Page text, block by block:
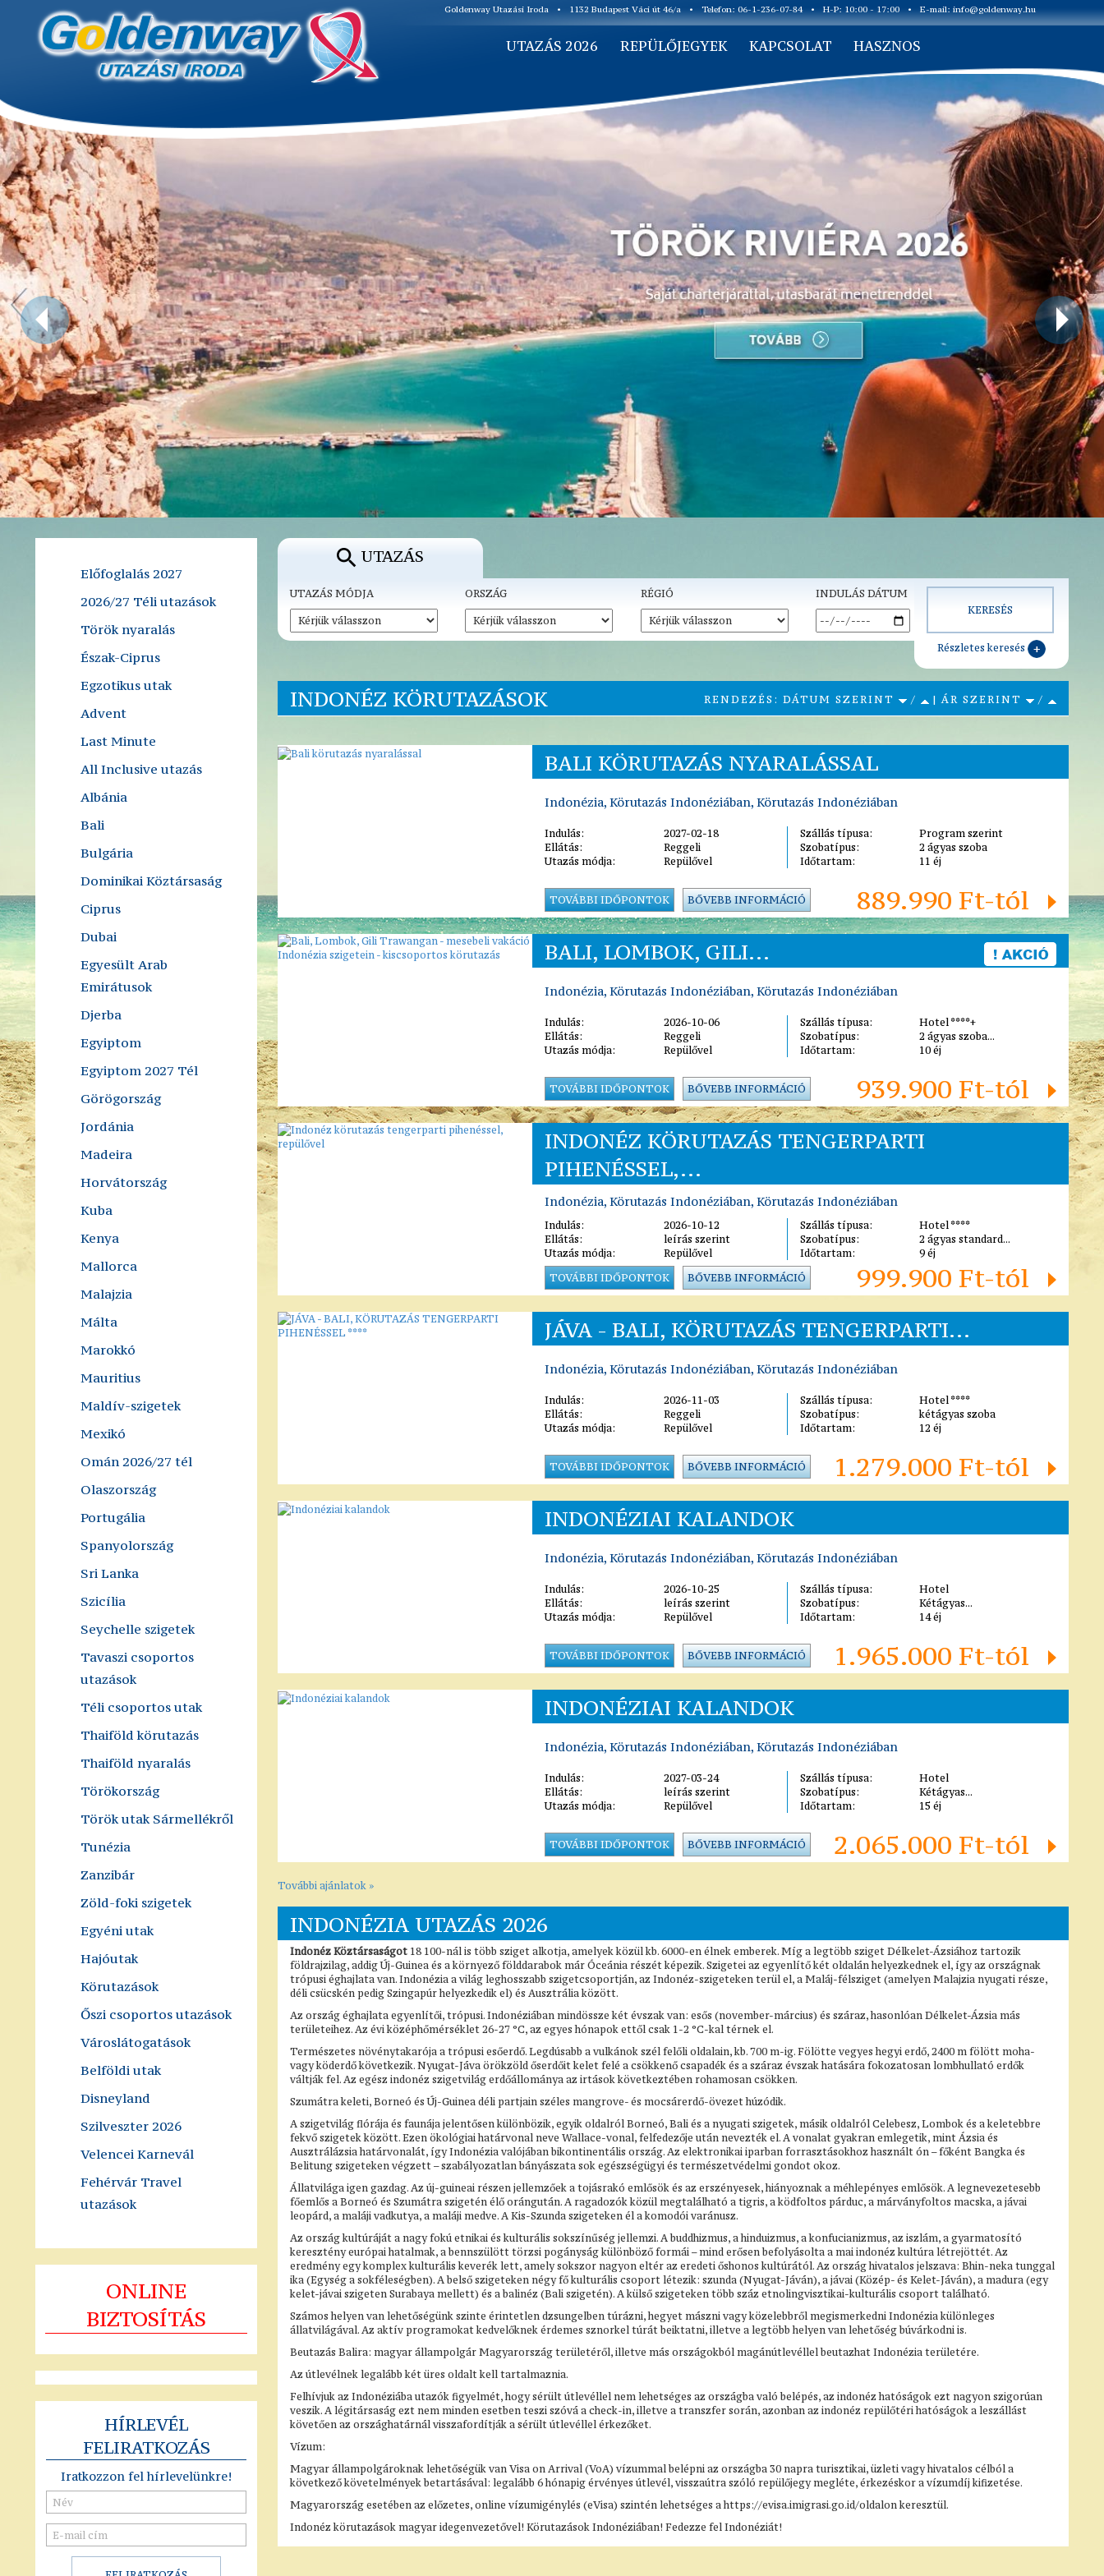
Goldenway Utazási Iroda • 1132 Budapest Váci út 46/a • Telefon: 06-1-236-07-84 • H-P: 10:00 - 17:00 • E-mail: info@goldenway.hu
UTAZÁS 2026 REPÜLŐJEGYEK KAPCSOLAT HASZNOS
Előfoglalás 2027
2026/27 Téli utazások
Török nyaralás
Észak-Ciprus
Egzotikus utak
Advent
Last Minute
All Inclusive utazás
Albánia
Bali
Bulgária
Dominikai Köztársaság
Ciprus
Dubai
Egyesült Arab
Emirátusok
Djerba
Egyiptom
Egyiptom 2027 Tél
Görögország
Jordánia
Madeira
Horvátország
Kuba
Kenya
Mallorca
Malajzia
Málta
Marokkó
Mauritius
Maldív-szigetek
Mexikó
Omán 2026/27 tél
Olaszország
Portugália
Spanyolország
Sri Lanka
Szicília
Seychelle szigetek
Tavaszi csoportos
utazások
Téli csoportos utak
Thaiföld körutazás
Thaiföld nyaralás
Törökország
Török utak Sármellékről
Tunézia
Zanzibár
Zöld-foki szigetek
Egyéni utak
Hajóutak
Körutazások
Őszi csoportos utazások
Városlátogatások
Belföldi utak
Disneyland
Szilveszter 2026
Velencei Karnevál
Fehérvár Travel
utazások
ONLINE
BIZTOSÍTÁS
HÍRLEVÉL
FELIRATKOZÁS
Iratkozzon fel hírlevelünkre!
UTAZÁS
UTAZÁS MÓDJA ORSZÁG RÉGIÓ INDULÁS DÁTUM
Részletes keresés
INDONÉZ KÖRUTAZÁSOK RENDEZÉS: DÁTUM SZERINT / | ÁR SZERINT /
BALI KÖRUTAZÁS NYARALÁSSAL
Indonézia, Körutazás Indonéziában, Körutazás Indonéziában
Indulás:
2027-02-18
Ellátás:
Reggeli
Utazás módja:
Repülővel
Szállás típusa:
Program szerint
Szobatípus:
2 ágyas szoba
Időtartam:
11 éj
TOVÁBBI IDŐPONTOK BŐVEBB INFORMÁCIÓ 889.990 Ft-tól
BALI, LOMBOK, GILI...
Indonézia, Körutazás Indonéziában, Körutazás Indonéziában
Indulás:
2026-10-06
Ellátás:
Reggeli
Utazás módja:
Repülővel
Szállás típusa:
Hotel ****+
Szobatípus:
2 ágyas szoba...
Időtartam:
10 éj
TOVÁBBI IDŐPONTOK BŐVEBB INFORMÁCIÓ 939.900 Ft-tól
INDONÉZ KÖRUTAZÁS TENGERPARTI
PIHENÉSSEL,...
Indonézia, Körutazás Indonéziában, Körutazás Indonéziában
Indulás:
2026-10-12
Ellátás:
leírás szerint
Utazás módja:
Repülővel
Szállás típusa:
Hotel ****
Szobatípus:
2 ágyas standard...
Időtartam:
9 éj
TOVÁBBI IDŐPONTOK
BŐVEBB INFORMÁCIÓ 999.900 Ft-tól
JÁVA - BALI, KÖRUTAZÁS TENGERPARTI...
Indonézia, Körutazás Indonéziában, Körutazás Indonéziában
Indulás:
2026-11-03
Ellátás:
Reggeli
Utazás módja:
Repülővel
Szállás típusa:
Hotel ****
Szobatípus:
kétágyas szoba
Időtartam:
12 éj
TOVÁBBI IDŐPONTOK BŐVEBB INFORMÁCIÓ 1.279.000 Ft-tól
INDONÉZIAI KALANDOK
Indonézia, Körutazás Indonéziában, Körutazás Indonéziában
Indulás:
2026-10-25
Ellátás:
leírás szerint
Utazás módja:
Repülővel
Szállás típusa:
Hotel
Szobatípus:
Kétágyas...
Időtartam:
14 éj
TOVÁBBI IDŐPONTOK BŐVEBB INFORMÁCIÓ 1.965.000 Ft-tól
INDONÉZIAI KALANDOK
Indonézia, Körutazás Indonéziában, Körutazás Indonéziában
Indulás:
2027-03-24
Ellátás:
leírás szerint
Utazás módja:
Repülővel
Szállás típusa:
Hotel
Szobatípus:
Kétágyas...
Időtartam:
15 éj
TOVÁBBI IDŐPONTOK BŐVEBB INFORMÁCIÓ 2.065.000 Ft-tól
További ajánlatok »
INDONÉZIA UTAZÁS 2026
Indonéz Köztársaságot 18 100-nál is több sziget alkotja, amelyek közül kb. 6000-en élnek emberek. Míg a legtöbb sziget Délkelet-Ázsiához tartozik
földrajzilag, addig Új-Guinea és a környező földdarabok már Óceánia részét képezik. Szigetei az egyenlítő két oldalán helyezkednek el, így az országnak
trópusi éghajlata van. Indonézia a világ leghosszabb szigetcsoportján, az Indonéz-szigeteken terül el, a Maláj-félsziget (amelyen Malajzia nyugati része,
déli csücskén pedig Szingapúr helyezkedik el) és Ausztrália között.
Az ország éghajlata egyenlítői, trópusi. Indonéziában mindössze két évszak van: esős (november-március) és száraz, hasonlóan Délkelet-Ázsia más
területeihez. Az évi középhőmérséklet 26-27 °C, az egyes hónapok ettől csak 1-2 °C-kal térnek el.
Természetes növénytakarója a trópusi esőerdő. Legdúsabb a vulkánok szél felőli oldalain, kb. 700 m-ig. Fölötte vegyes hegyi erdő, 2400 m fölött moha-
vagy köderdő következik. Nyugat-Jáva örökzöld őserdőit kelet felé a csökkenő csapadék és a száraz évszak hatására fokozatosan lombhullató erdők
váltják fel. Az egész indonéz szigetvilág erdőállománya az irtások következtében rohamosan csökken.
Szumátra keleti, Borneó és Új-Guinea déli partjain széles mangrove- és mocsárerdő-övezet húzódik.
A szigetvilág flórája és faunája jelentősen különbözik, egyik oldalról Borneó, Bali és a nyugati szigetek, másik oldalról Celebesz, Lombok és a keletebbre
fekvő szigetek között. Ezen ökológiai határvonal neve Wallace-vonal, felfedezője után nevezték el. A vonalat gyakran emlegetik, mint Ázsia és
Ausztrálázsia határvonalát, így Indonézia valójában bikontinentális ország. Az elektronikai iparban forrasztásokhoz használt ón – főként Bangka és
Belitung szigeteken végzett – szabályozatlan bányászata sok egészségügyi és természetvédelmi gondot okoz.
Állatvilága igen gazdag. Az új-guineai részen jellemzőek a tojásrakó emlősök és az erszényesek, hiányoznak a méhlepényes emlősök. A legnevezetesebb
főemlős a Borneó és Szumátra szigetén élő orángután. A ragadozók közül megtalálható a tigris, a ködfoltos párduc, a márványfoltos macska, a jávai
leopárd, a maláji vadkutya, a maláji medve. A Kis-Szunda szigeteken él a komodói varánusz.
Az ország kultúráját a nagy fokú etnikai és kulturális sokszínűség jellemzi. A buddhizmus, a hinduizmus, a konfucianizmus, az iszlám, a gyarmatosító
keresztény európai hatalmak, a bennszülött törzsi pogányság különböző formái – mind erősen befolyásolta a mai indonéz kultúra létrejöttét. Az
eredmény egy komplex kulturális keverék lett, amely sokszor nagyon eltér az eredeti őshonos kultúrától. Az ország hivatalos jelszava: Bhin-neka tunggal
ika (Egység a sokféleségben). A belső szigeteken négy fő kulturális csoport létezik: szunda (Nyugat-Jáván), a jávai (Közép- és Kelet-Jáván), a madura (egy
kelet-jávai szigeten Surabaya mellett) és a balinéz (Bali szigetén). A külső szigeteken több száz etnolingvisztikai-kulturális csoport található.
Számos helyen van lehetőségünk szinte érintetlen dzsungelben túrázni, hegyet mászni vagy közelebbről megismerkedni Indonézia különleges
állatvilágával. Az aktív programokat kedvelőknek érdemes sznorkel túrát beiktatni, illetve a legtöbb helyen van lehetőség búvárkodni is.
Beutazás Balira: magyar állampolgár Magyarország területéről, illetve más országokból magánútlevéllel beutazhat Indonézia területére.
Az útlevélnek legalább két üres oldalt kell tartalmaznia.
Felhívjuk az Indonéziába utazók figyelmét, hogy sérült útlevéllel nem lehetséges az országba való belépés, az indonéz hatóságok ezt nagyon szigorúan
veszik. A légitársaság ezt nem minden esetben teszi szóvá a check-in, illetve a transzfer során, azonban az indonéz repülőtéri hatóságok a leszállást
követően az országhatárnál visszafordítják a sérült útlevéllel érkezőket.
Vízum:
Magyar állampolgároknak lehetőségük van Visa on Arrival (VoA) vízummal belépni az országba 30 napra turisztikai, üzleti vagy hivatalos célból a
következő követelmények betartásával: legalább 6 hónapig érvényes útlevél, visszaútra szóló repülőjegy megléte, érkezéskor a vízumdíj kifizetése.
Magyarország esetében az előzetes, online vízumigénylés (eVisa) szintén lehetséges a https://evisa.imigrasi.go.id/oldalon keresztül.
Indonéz körutazások magyar idegenvezetővel! Körutazások Indonéziában! Fedezze fel Indonéziát!